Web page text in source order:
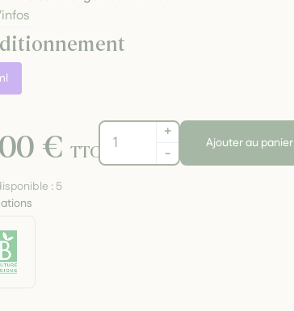
€ TTC
+
-
Ajouter au panier
: 5